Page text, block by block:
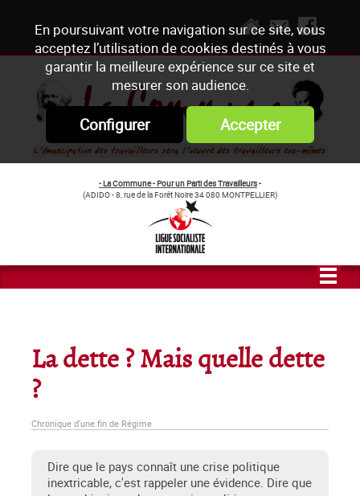
En poursuivant votre navigation sur ce site, vous
acceptez l’utilisation de cookies destinés à vous
garantir la meilleure expérience sur ce site et
mesurer son audience.
Configurer Accepter
- La Commune - Pour un Parti des Travailleurs-
(ADIDO - 8, rue de la Forêt Noire 34 080 MONTPELLIER)
La dette ? Mais quelle dette
?
Chronique d'une fin de Régime
Dire que le pays connaît une crise politique
inextricable, c'est rappeler une évidence. Dire que